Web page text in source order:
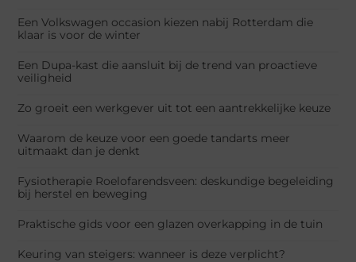
Een Volkswagen occasion kiezen nabij Rotterdam die
klaar is voor de winter
Een Dupa-kast die aansluit bij de trend van proactieve
veiligheid
Zo groeit een werkgever uit tot een aantrekkelijke keuze
Waarom de keuze voor een goede tandarts meer
uitmaakt dan je denkt
Fysiotherapie Roelofarendsveen: deskundige begeleiding
bij herstel en beweging
Praktische gids voor een glazen overkapping in de tuin
Keuring van steigers: wanneer is deze verplicht?